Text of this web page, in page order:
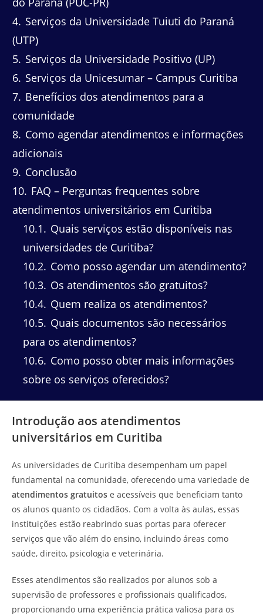
4 Serviços da Universidade Tuiuti do Paraná
(UTP)
5 Serviços da Universidade Positivo (UP)
6 Serviços da Unicesumar – Campus Curitiba
7 Benefícios dos atendimentos para a
comunidade
8 Como agendar atendimentos e informações
adicionais
9 Conclusão
10 FAQ – Perguntas frequentes sobre
atendimentos universitários em Curitiba
10.1
Quais serviços estão disponíveis nas
universidades de Curitiba?
10.2 Como posso agendar um atendimento?
10.3 Os atendimentos são gratuitos?
10.4 Quem realiza os atendimentos?
10.5 Quais documentos são necessários
para os atendimentos?
10.6 Como posso obter mais informações
sobre os serviços oferecidos?
Introdução aos atendimentos
universitários em Curitiba
As universidades de Curitiba desempenham um papel
fundamental na comunidade, oferecendo uma variedade de
atendimentos gratuitos e acessíveis que beneficiam tanto
os alunos quanto os cidadãos. Com a volta às aulas, essas
instituições estão reabrindo suas portas para oferecer
serviços que vão além do ensino, incluindo áreas como
saúde, direito, psicologia e veterinária.
Esses atendimentos são realizados por alunos sob a
supervisão de professores e profissionais qualificados,
proporcionando uma experiência prática valiosa para os